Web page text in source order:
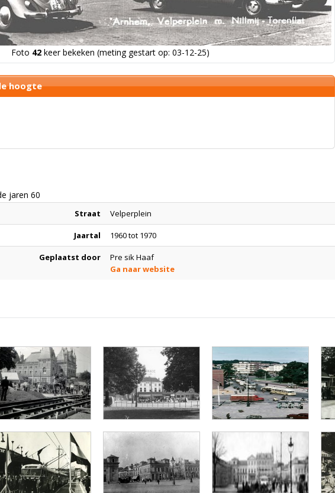
Foto 42keer bekeken (meting gestart op: 03-12-25)
hoogte
jaren 60
Straat Velperplein
Jaartal 1960 tot 1970
Geplaatst door
Pre sik Haaf
Ga naar website